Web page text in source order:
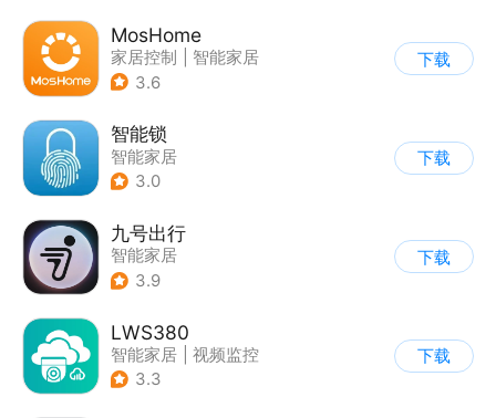
MosHome
家居控制
智能家居
3.6
下载
智能锁
智能家居
3.0
下载
九号出行
智能家居
3.9
下载
LWS380
智能家居
视频监控
3.3
下载